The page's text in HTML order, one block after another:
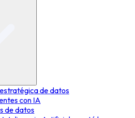
de datos
con IA
de datos